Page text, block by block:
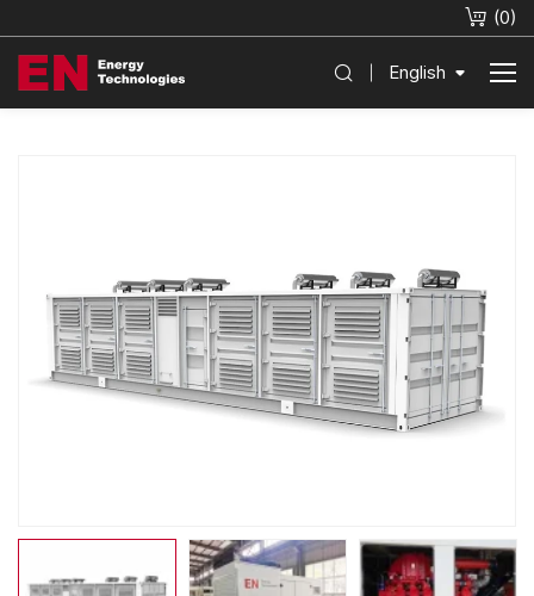
(0)
English